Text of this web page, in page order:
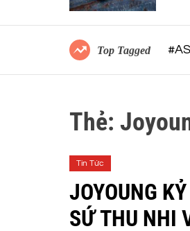
MẮT
Top Tagged
Thẻ:
Tin Tức
JOYOUNG
SỨ THU NHI